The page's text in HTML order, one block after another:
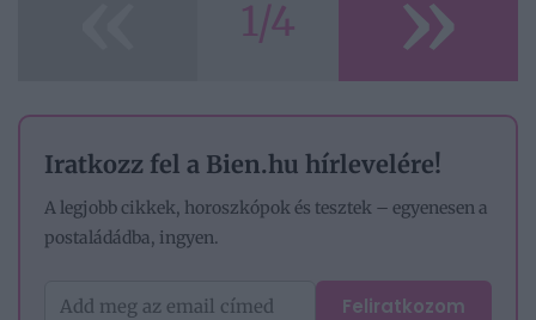
1/4
Iratkozz fel a Bien.hu hírlevelére!
A legjobb cikkek, horoszkópok és tesztek – egyenesen a
postaládádba, ingyen.
Feliratkozom